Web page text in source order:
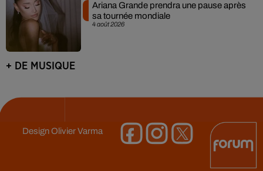
4 août 2026
Ariana Grande prendra une pause après
sa tournée mondiale
+ DE MUSIQUE
DesignOlivier Varma